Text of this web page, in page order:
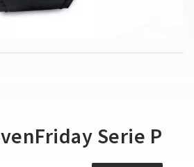
Serie P